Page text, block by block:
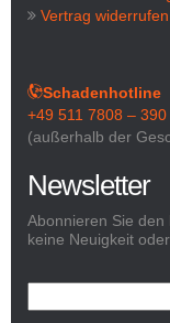
Vertrag widerrufen
Schadenhotline
+49 511 7808 – 390
(außerhalb der
Newsletter
Abonnieren Sie
keine Neuigkeit